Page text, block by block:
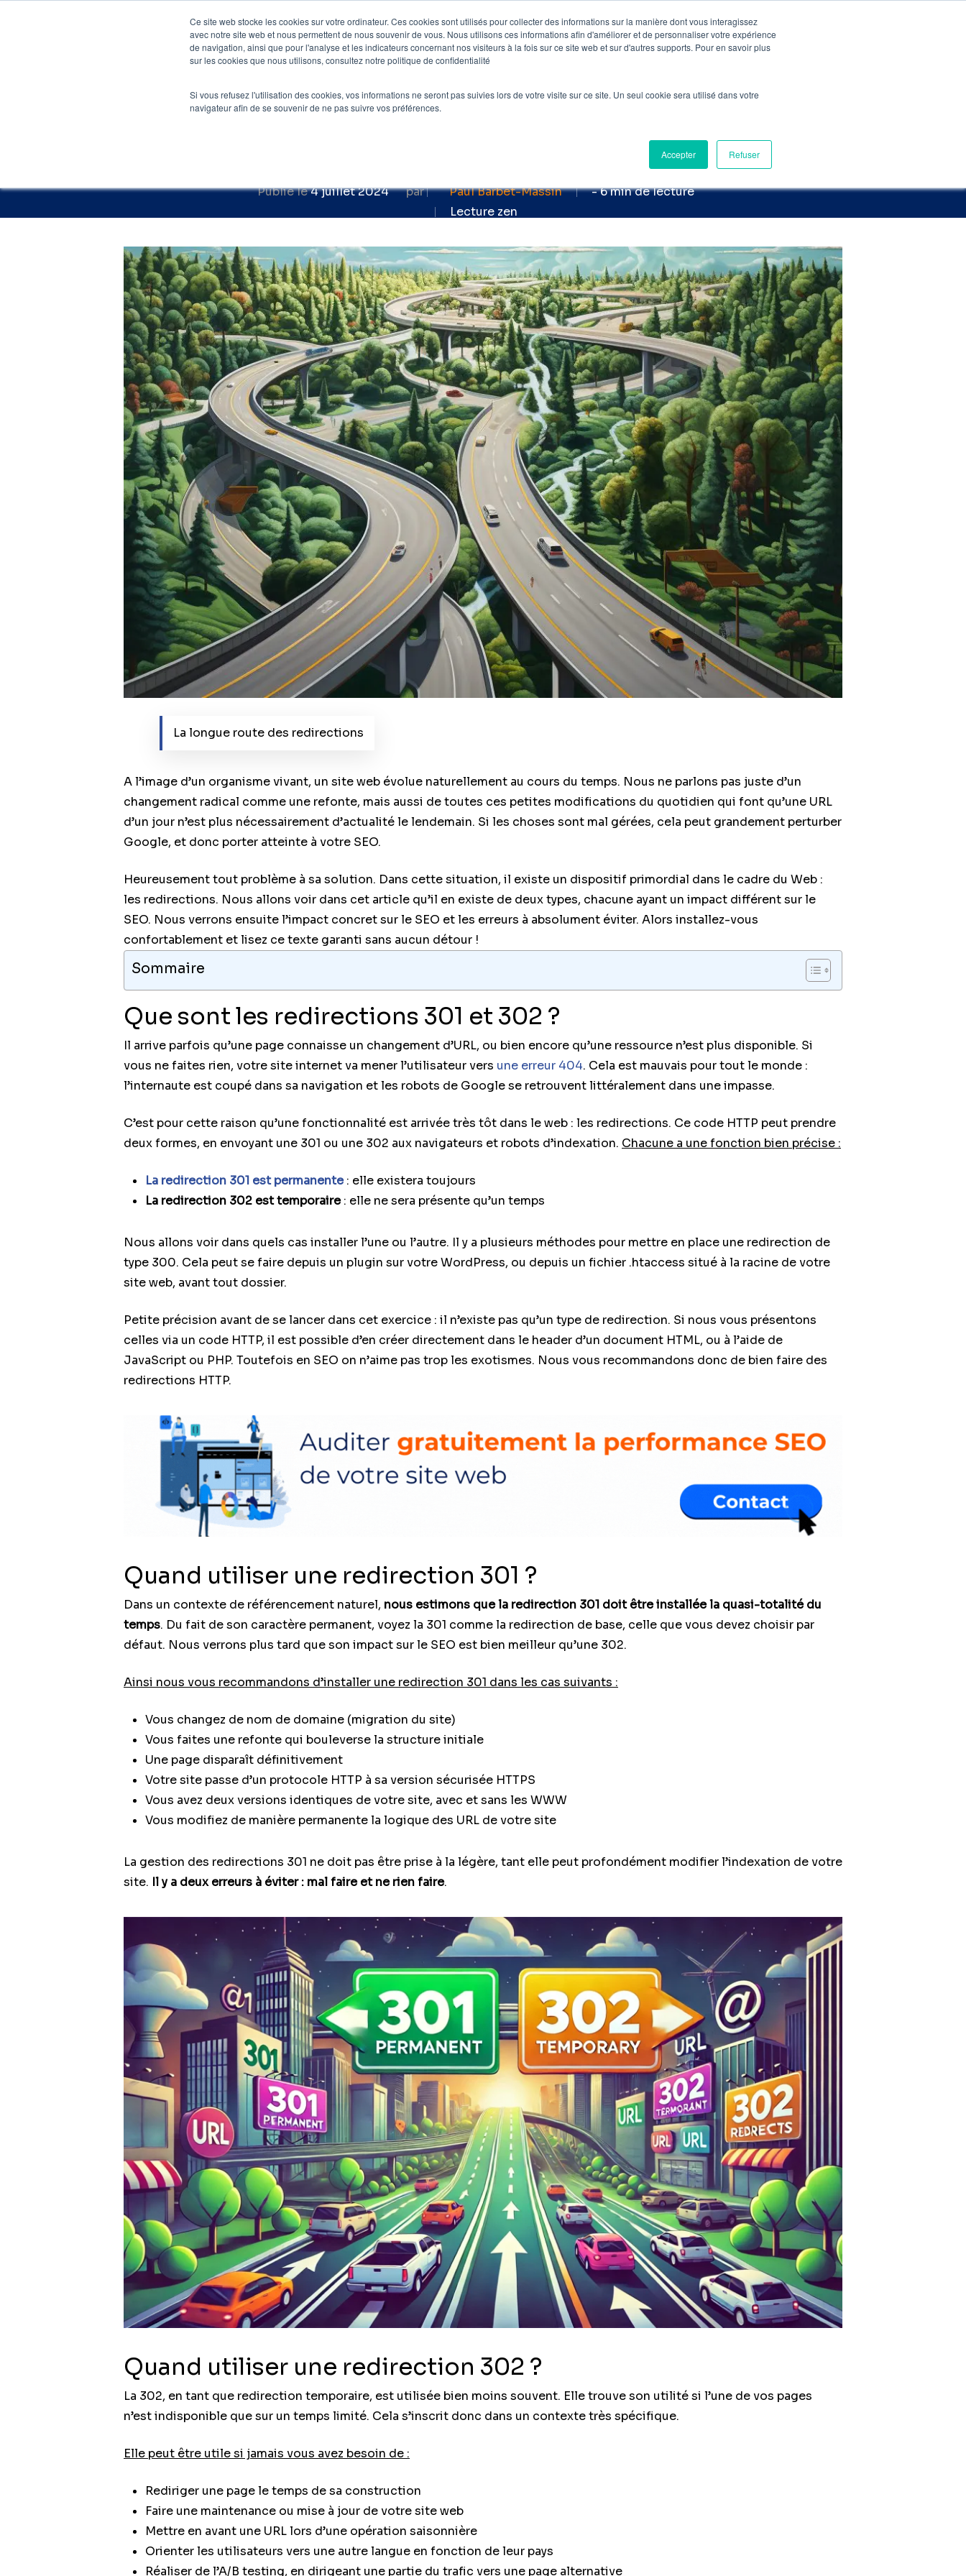
Ce site web stocke les cookies sur votre ordinateur. Ces cookies sont utilisés pour collecter des informations sur la manière dont vous interagissez
avec notre site web et nous permettent de nous souvenir de vous. Nous utilisons ces informations afin d'améliorer et de personnaliser votre expérience
de navigation, ainsi que pour l'analyse et les indicateurs concernant nos visiteurs à la fois sur ce site web et sur d'autres supports. Pour en savoir plus
sur les cookies que nous utilisons, consultez notre politique de confidentialité
Si vous refusez l'utilisation des cookies, vos informations ne seront pas suivies lors de votre visite sur ce site. Un seul cookie sera utilisé dans votre
navigateur afin de se souvenir de ne pas suivre vos préférences.
Accepter Refuser
Agence Nos clients Nos prestations Blog Pré-Audit Gratuit
Accueil» Blog SEO» Redirection 301 ou redirection 302 : laquelle choisir et quand ?
Redirection 301 ou redirection 302 : laquelle
Publié le4 juillet 2024 par Paul Barbet-Massin
- 6 min de lecture
Lecture zen
La longue route des redirections
A l’image d’un organisme vivant, un site web évolue naturellement au cours du temps. Nous ne parlons pas juste d’un
changement radical comme une refonte, mais aussi de toutes ces petites modifications du quotidien qui font qu’une URL
d’un jour n’est plus nécessairement d’actualité le lendemain. Si les choses sont mal gérées, cela peut grandement perturber
Google, et donc porter atteinte à votre SEO.
Heureusement tout problème à sa solution. Dans cette situation, il existe un dispositif primordial dans le cadre du Web :
les redirections. Nous allons voir dans cet article qu’il en existe de deux types, chacune ayant un impact différent sur le
SEO. Nous verrons ensuite l’impact concret sur le SEO et les erreurs à absolument éviter. Alors installez-vous
confortablement et lisez ce texte garanti sans aucun détour !
Sommaire
Que sont les redirections 301 et 302 ?
Il arrive parfois qu’une page connaisse un changement d’URL, ou bien encore qu’une ressource n’est plus disponible. Si
vous ne faites rien, votre site internet va mener l’utilisateur vers une erreur 404. Cela est mauvais pour tout le monde :
l’internaute est coupé dans sa navigation et les robots de Google se retrouvent littéralement dans une impasse.
C’est pour cette raison qu’une fonctionnalité est arrivée très tôt dans le web : les redirections. Ce code HTTP peut prendre
deux formes, en envoyant une 301 ou une 302 aux navigateurs et robots d’indexation. Chacune a une fonction bien précise :
La redirection 301 est permanente: elle existera toujours
La redirection 302 est temporaire: elle ne sera présente qu’un temps
Nous allons voir dans quels cas installer l’une ou l’autre. Il y a plusieurs méthodes pour mettre en place une redirection de
type 300. Cela peut se faire depuis un plugin sur votre WordPress, ou depuis un fichier .htaccess situé à la racine de votre
site web, avant tout dossier.
Petite précision avant de se lancer dans cet exercice : il n’existe pas qu’un type de redirection. Si nous vous présentons
celles via un code HTTP, il est possible d’en créer directement dans le header d’un document HTML, ou à l’aide de
JavaScript ou PHP. Toutefois en SEO on n’aime pas trop les exotismes. Nous vous recommandons donc de bien faire des
redirections HTTP.
Quand utiliser une redirection 301 ?
Dans un contexte de référencement naturel, nous estimons que la redirection 301 doit être installée la quasi-totalité du
temps. Du fait de son caractère permanent, voyez la 301 comme la redirection de base, celle que vous devez choisir par
défaut. Nous verrons plus tard que son impact sur le SEO est bien meilleur qu’une 302.
Ainsi nous vous recommandons d’installer une redirection 301 dans les cas suivants :
Vous changez de nom de domaine (migration du site)
Vous faites une refonte qui bouleverse la structure initiale
Une page disparaît définitivement
Votre site passe d’un protocole HTTP à sa version sécurisée HTTPS
Vous avez deux versions identiques de votre site, avec et sans les WWW
Vous modifiez de manière permanente la logique des URL de votre site
La gestion des redirections 301 ne doit pas être prise à la légère, tant elle peut profondément modifier l’indexation de votre
site. Il y a deux erreurs à éviter : mal faire et ne rien faire.
Quand utiliser une redirection 302 ?
La 302, en tant que redirection temporaire, est utilisée bien moins souvent. Elle trouve son utilité si l’une de vos pages
n’est indisponible que sur un temps limité. Cela s’inscrit donc dans un contexte très spécifique.
Elle peut être utile si jamais vous avez besoin de :
Rediriger une page le temps de sa construction
Faire une maintenance ou mise à jour de votre site web
Mettre en avant une URL lors d’une opération saisonnière
Orienter les utilisateurs vers une autre langue en fonction de leur pays
Réaliser de l’A/B testing, en dirigeant une partie du trafic vers une page alternative